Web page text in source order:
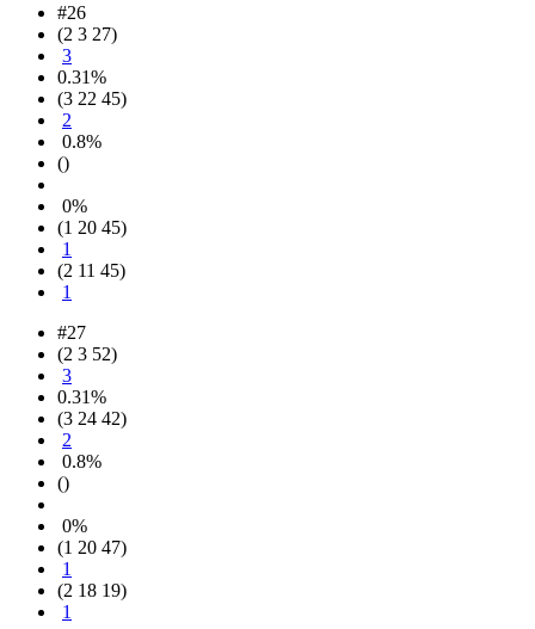
#26
(2 3 27)
3
0.31%
(3 22 45)
2
0.8%
()
0%
(1 20 45)
1
(2 11 45)
1
#27
(2 3 52)
3
0.31%
(3 24 42)
2
0.8%
()
0%
(1 20 47)
1
(2 18 19)
1